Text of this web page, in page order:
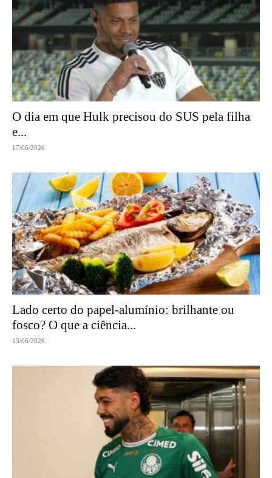
O dia em que Hulk precisou do SUS pela filha
e...
17/06/2026
Lado certo do papel-alumínio: brilhante ou
fosco? O que a ciência...
13/06/2026